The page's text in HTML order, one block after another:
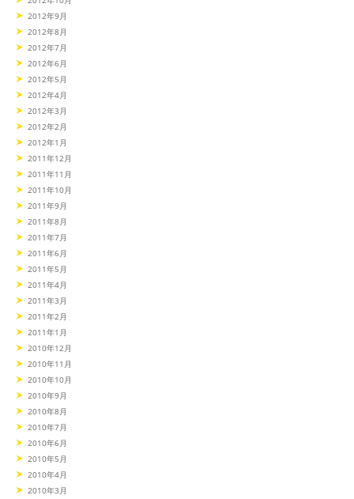
2012年9月
2012年8月
2012年7月
2012年6月
2012年5月
2012年4月
2012年3月
2012年2月
2012年1月
2011年12月
2011年11月
2011年10月
2011年9月
2011年8月
2011年7月
2011年6月
2011年5月
2011年4月
2011年3月
2011年2月
2011年1月
2010年12月
2010年11月
2010年10月
2010年9月
2010年8月
2010年7月
2010年6月
2010年5月
2010年4月
2010年3月